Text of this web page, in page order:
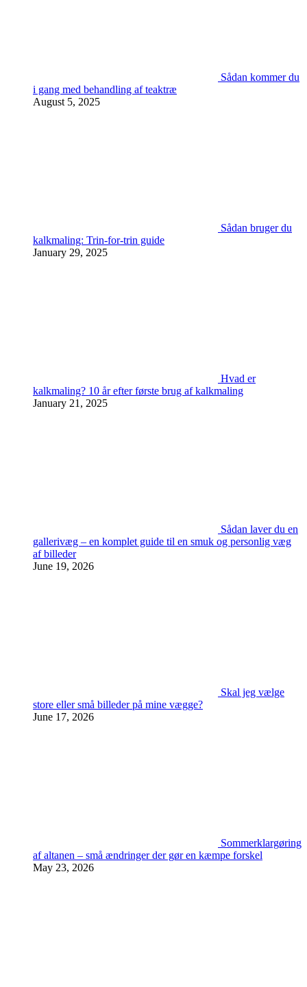
Sådan kommer du
i gang med behandling af teaktræ
August 5, 2025
Sådan bruger du
kalkmaling: Trin-for-trin guide
January 29, 2025
Hvad er
kalkmaling? 10 år efter første brug af kalkmaling
January 21, 2025
Sådan laver du en
gallerivæg – en komplet guide til en smuk og personlig væg
af billeder
June 19, 2026
Skal jeg vælge
store eller små billeder på mine vægge?
June 17, 2026
Sommerklargøring
af altanen – små ændringer der gør en kæmpe forskel
May 23, 2026